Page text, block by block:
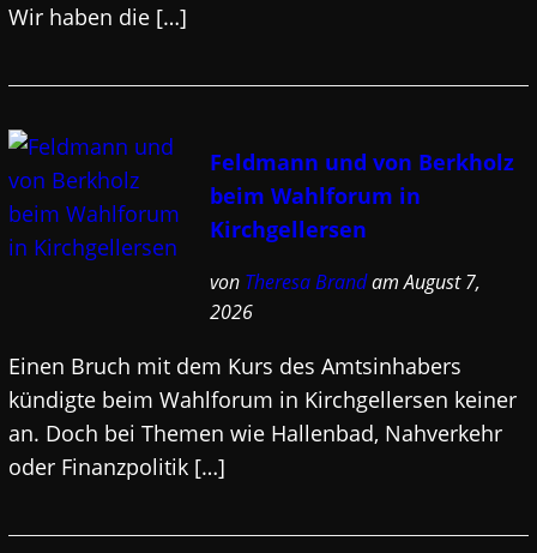
Wir haben die […]
Feldmann und von Berkholz
beim Wahlforum in
Kirchgellersen
von Theresa Brandam August 7,
2026
Einen Bruch mit dem Kurs des Amtsinhabers
kündigte beim Wahlforum in Kirchgellersen keiner
an. Doch bei Themen wie Hallenbad, Nahverkehr
oder Finanzpolitik […]